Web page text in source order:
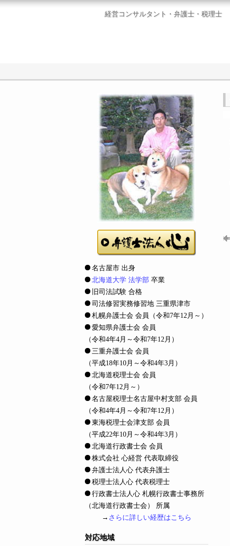
経営コンサルタント・弁護士・税理士
名古屋市 出身
北海道大学 法学部 卒業
旧司法試験 合格
司法修習実務修習地 三重県津市
札幌弁護士会 会員
（令和7年12月～）
愛知県弁護士会 会員
（令和4年4月～令和7年12月）
三重弁護士会 会員
（平成18年10月～令和4年3月）
北海道税理士会 会員
（令和7年12月～）
名古屋税理士名古屋中村支部 会員
（令和4年4月～令和7年12月）
東海税理士会津支部 会員
（平成22年10月～令和4年3月）
北海道行政書士会 会員
株式会社 心経営 代表取締役
弁護士法人心 代表弁護士
税理士法人心 代表税理士
行政書士法人心 札幌行政書士事務所
（北海道行政書士会） 所属
→ さらに詳しい経歴はこちら
対応地域